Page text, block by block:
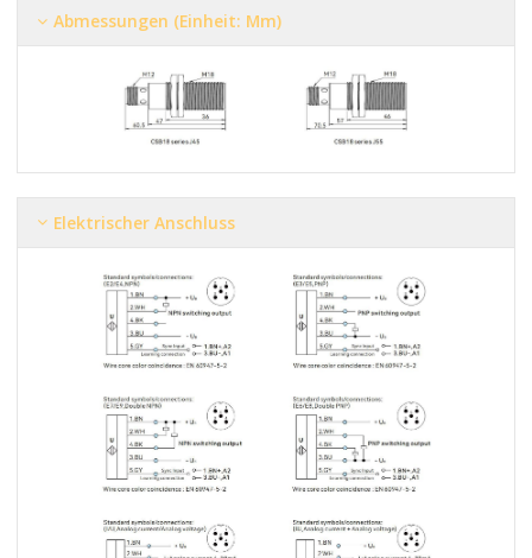
Abmessungen (Einheit: Mm)
Elektrischer Anschluss